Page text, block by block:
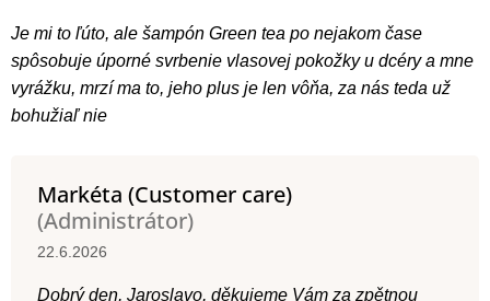
í
Je mi to ľúto, ale šampón Green tea po nejakom čase
spôsobuje úporné svrbenie vlasovej pokožky u dcéry a mne
vyrážku, mrzí ma to, jeho plus je len vôňa, za nás teda už
bohužiaľ nie
Markéta (Customer care)
(Administrátor)
22.6.2026
Dobrý den, Jaroslavo, děkujeme Vám za zpětnou